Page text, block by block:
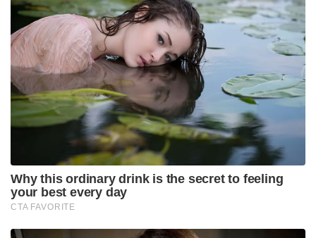
സാംസ്കാരികവുമായ ബന്ധങ്ങൾ
നിലനിർത്തുന്നതിലും സാഹോദര്യം വളർത്തുന്നതിലും
എഫ്എംആർ സുപ്രധാനമാണെന്ന് നിവേദനത്തിൽ
വ്യക്തമാക്കിയിട്ടുണ്ട്.
കേന്ദ്ര ആഭ്യന്തരമന്ത്രി അമിത് ഷായുടെ മിസോറാം
സന്ദർശനത്തിനിടയിൽ ആയിരുന്നു സംഘടന
അദ്ദേഹവുമായി കൂടിക്കാഴ്ച നടത്തിയത്.
മിസോറാമിലെ നാല് ലക്ഷത്തിലധികം അംഗങ്ങളെ
പ്രതിനിധീകരിക്കുന്ന സംസ്ഥാനത്തെ ഏറ്റവും വലിയ
സിവിൽ സൊസൈറ്റി സംഘടനയാണിത്. മ്യാൻമറിലെ
ചിൻ സംസ്ഥാനത്ത് നിന്നുള്ള 40,000-ത്തിലധികം
അഭയാർത്ഥികൾ നിലവിൽ മിസോറാമിൽ